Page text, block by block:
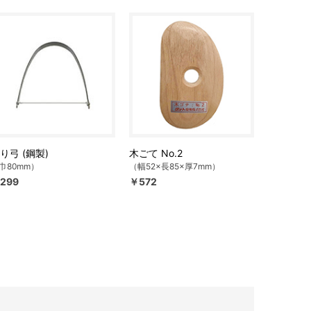
弓 (鋼製)
80mm）
木ごて No.2
（幅52×長85×厚7mm）
￥572